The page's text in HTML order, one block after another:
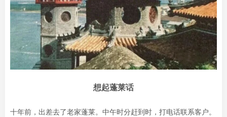
想起蓬莱话
十年前，出差去了老家蓬莱。中午时分赶到时，打电话联系客户。